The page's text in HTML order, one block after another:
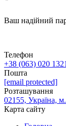
Ваш надійний
Телефон
+38 (063) 020 1321
Пошта
[email protected]
Розташування
02155, Україна,
Карта сайту